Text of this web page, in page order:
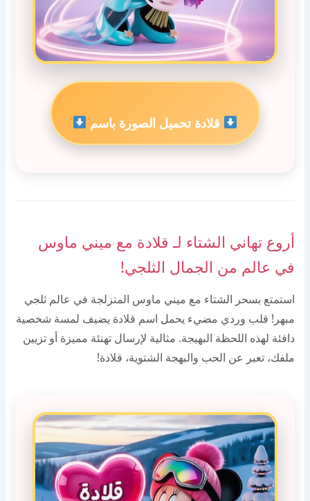
قلادة تحميل الصورة باسم
أروع تهاني الشتاء لـ قلادة مع ميني ماوس
في عالم من الجمال الثلجي!
استمتع بسحر الشتاء مع ميني ماوس المتزلجة في عالم ثلجي
مبهر! قلب وردي مضيء يحمل اسم قلادة يضيف لمسة شخصية
دافئة لهذه اللحظة البهيجة. مثالية لإرسال تهنئة مميزة أو تزيين
ملفك، تعبر عن الحب والبهجة الشتوية، قلادة!